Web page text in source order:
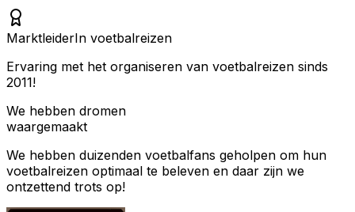
MarktleiderIn voetbalreizen
Ervaring met het organiseren van voetbalreizen sinds
2011!
We hebben dromen
waargemaakt
We hebben duizenden voetbalfans geholpen om hun
voetbalreizen optimaal te beleven en daar zijn we
ontzettend trots op!